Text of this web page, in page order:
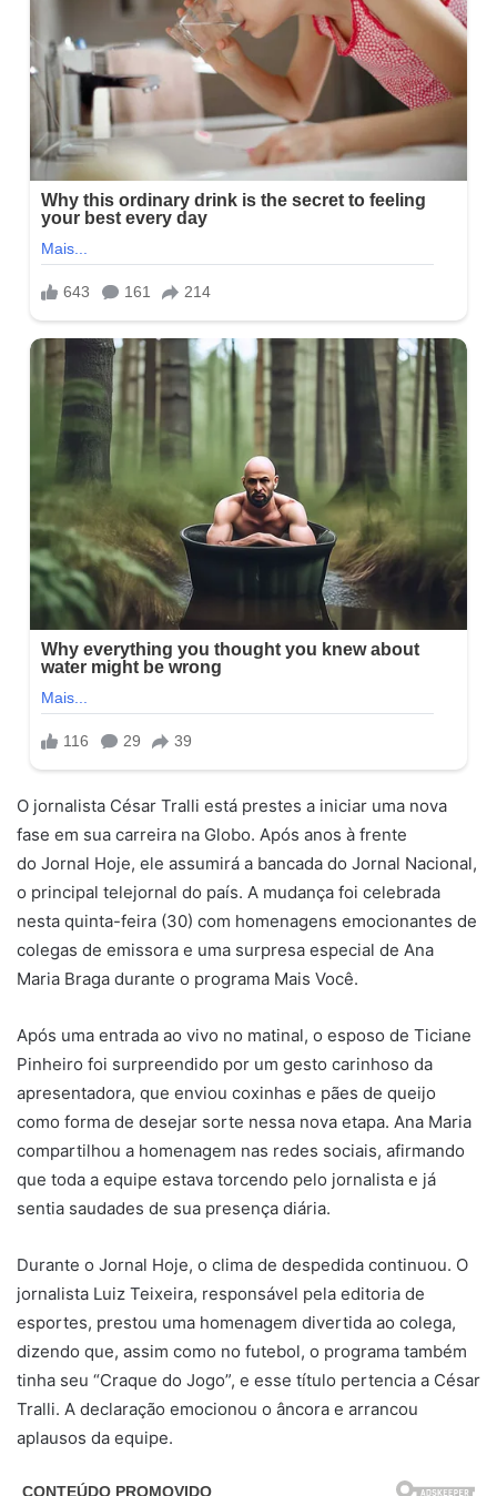
O jornalista César Tralli está prestes a iniciar uma nova
fase em sua carreira na Globo. Após anos à frente
do Jornal Hoje, ele assumirá a bancada do Jornal Nacional,
o principal telejornal do país. A mudança foi celebrada
nesta quinta-feira (30) com homenagens emocionantes de
colegas de emissora e uma surpresa especial de Ana
Maria Braga durante o programa Mais Você.
Após uma entrada ao vivo no matinal, o esposo de Ticiane
Pinheiro foi surpreendido por um gesto carinhoso da
apresentadora, que enviou coxinhas e pães de queijo
como forma de desejar sorte nessa nova etapa. Ana Maria
compartilhou a homenagem nas redes sociais, afirmando
que toda a equipe estava torcendo pelo jornalista e já
sentia saudades de sua presença diária.
Durante o Jornal Hoje, o clima de despedida continuou. O
jornalista Luiz Teixeira, responsável pela editoria de
esportes, prestou uma homenagem divertida ao colega,
dizendo que, assim como no futebol, o programa também
tinha seu “Craque do Jogo”, e esse título pertencia a César
Tralli. A declaração emocionou o âncora e arrancou
aplausos da equipe.